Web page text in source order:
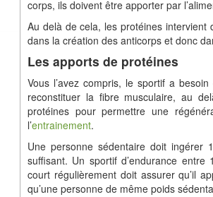
corps, ils doivent être apporter par
Au delà de cela, les protéines intervient
dans la création des anticorps et donc
Les apports de protéines
Vous l’avez compris, le sportif a
reconstituer la fibre musculaire, au
protéines pour permettre une
l’entrainement.
Une personne sédentaire doit
suffisant. Un sportif d’endurance
court régulièrement doit assurer qu’il
qu’une personne de même poids